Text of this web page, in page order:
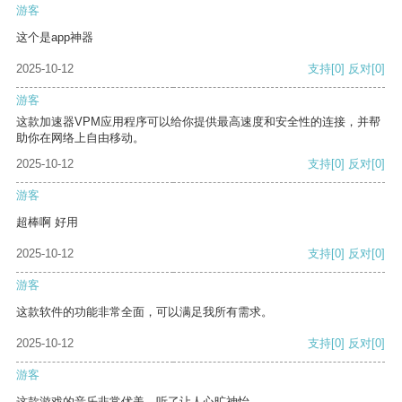
游客
这个是app神器
2025-10-12 支持[0] 反对[0]
游客
这款加速器VPM应用程序可以给你提供最高速度和安全性的连接，并帮
助你在网络上自由移动。
2025-10-12
支持[0] 反对[0]
游客
超棒啊 好用
2025-10-12 支持[0] 反对[0]
游客
这款软件的功能非常全面，可以满足我所有需求。
2025-10-12 支持[0] 反对[0]
游客